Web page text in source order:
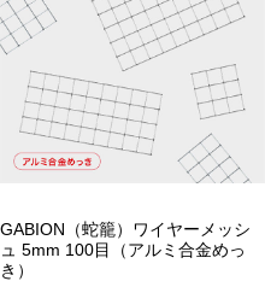
GABION（蛇籠）ワイヤーメッシ
ュ 5mm 100目（アルミ合金めっ
き）